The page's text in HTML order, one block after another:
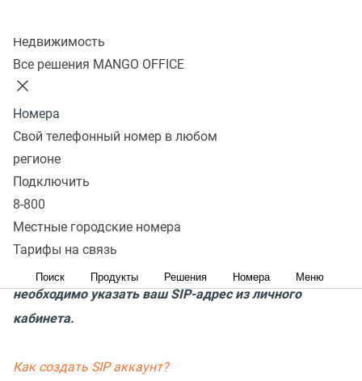
Недвижимость
Все решения MANGO OFFICE
Номера
Свой телефонный номер в любом
регионе
Подключить
8-800
Местные городские номера
Тарифы на связь
Поиск Продукты Решения Номера Меню
портInternetшлюза Cisco SPA1X2.
Вход на страницу настроек
(Раскрыть) Как узнать IP-адрес шлюза
Настройка телефона
Внимание! В качестве примера на всех скриншотах
указан SIP-адрес (имя пользователя и домен)
вида
ivan@test.mangosip.ru
. Вместо него везде
необходимо указать ваш SIP-адрес из личного
кабинета.
Как создать SIP аккаунт?